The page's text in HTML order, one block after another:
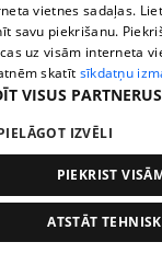
pirms 1 nedēļas, 1
tautas
paaudzēm
407. epizode
vietnes sadaļas.
savu piekrišanu.
uz visām interneta
skatīt sīkdatņu
VISUS PARTNERUS
IZVĒLI
PIEKRIST
ATSTĀT